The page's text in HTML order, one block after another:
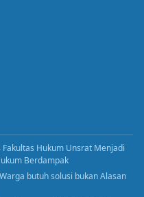
Hukum Unsrat Menjadi
Berdampak
butuh solusi bukan Alasan